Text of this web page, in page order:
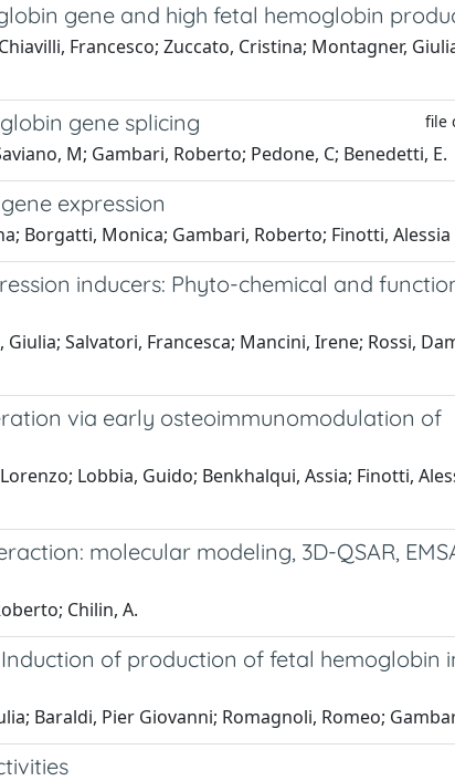
gene and high fetal hemoglobin
Francesco; Zuccato, Cristina; Montagner,
gene splicing file
M; Gambari, Roberto; Pedone, C; Benedetti, E.
expression
Borgatti, Monica; Gambari, Roberto; Finotti, Alessia
inducers: Phyto-chemical and
Salvatori, Francesca; Mancini, Irene; Rossi,
via early osteoimmunomodulation of
Lobbia, Guido; Benkhalqui, Assia; Finotti,
molecular modeling, 3D-QSAR,
Chilin, A.
of production of fetal hemoglobin
Baraldi, Pier Giovanni; Romagnoli, Romeo;